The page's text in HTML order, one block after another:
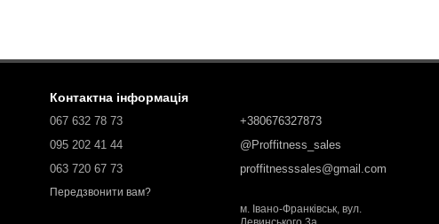
Контактна інформація
067 632 78 73
095 202 41 44
063 720 67 73
Передзвонити вам?
+380676327873
@Proffitness_sales
proffitnesssales@gmail.com
м. Івано-Франківськ, вул.